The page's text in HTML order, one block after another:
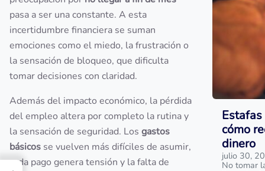
pasa a ser una constante. A esta
incertidumbre financiera se suman
emociones como el miedo, la frustración o
la sensación de bloqueo, que dificulta
tomar decisiones con claridad.
Además del impacto económico, la pérdida
del empleo altera por completo la rutina y
la sensación de seguridad. Los gastos
básicos se vuelven más difíciles de asumir,
cada pago genera tensión y la falta de
cómo
dinero
julio 30,
No tomar